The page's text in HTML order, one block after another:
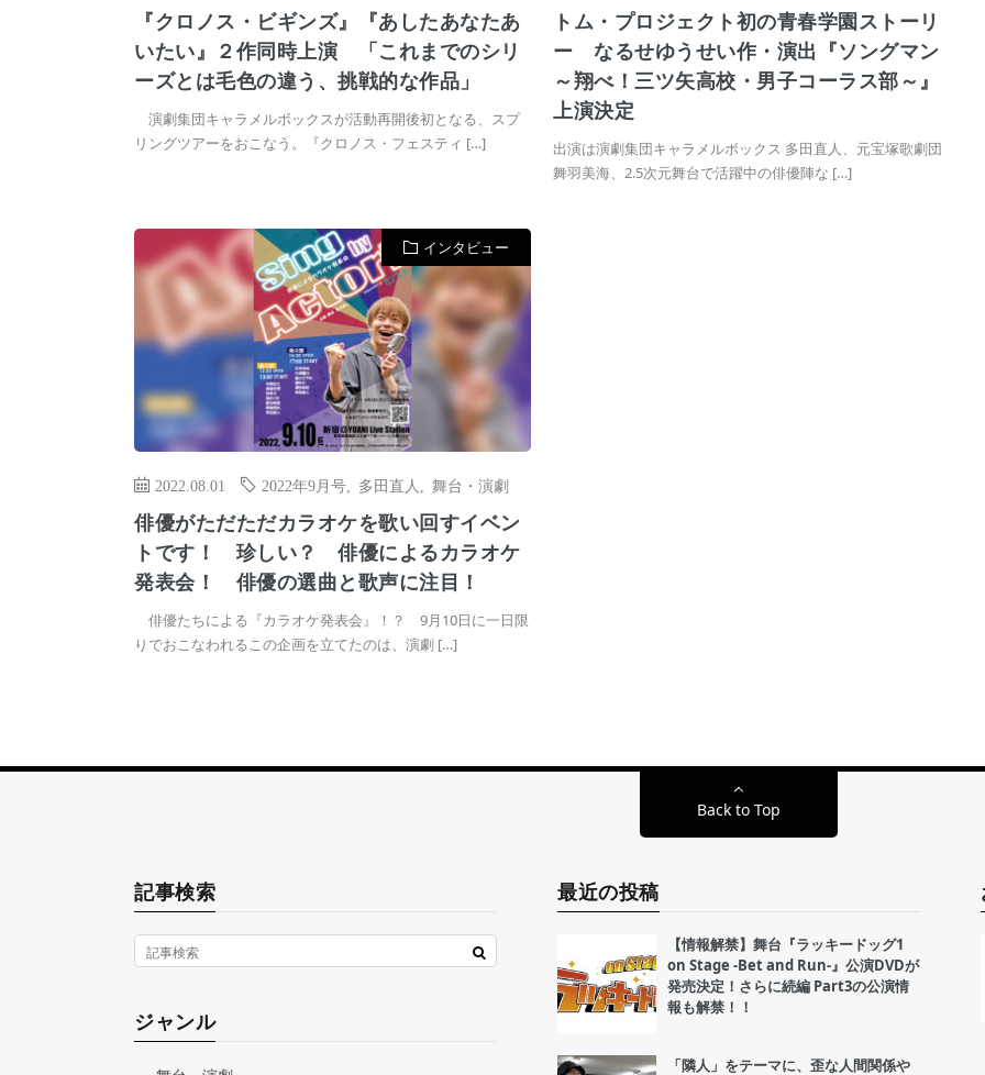
『クロノス・ビギンズ』『あしたあなたあ
いたい』２作同時上演 「これまでのシリ
ーズとは毛色の違う、挑戦的な作品」
演劇集団キャラメルボックスが活動再開後初となる、スプ
リングツアーをおこなう。『クロノス・フェスティ […]
トム・プロジェクト初の青春学園ストーリ
ー なるせゆうせい作・演出『ソングマン
～翔べ！三ツ矢高校・男子コーラス部～』
上演決定
出演は演劇集団キャラメルボックス 多田直人、元宝塚歌劇団
舞羽美海、2.5次元舞台で活躍中の俳優陣な […]
インタビュー
2022.08.01 2022年9月号 多田直人 舞台・演劇
俳優がただただカラオケを歌い回すイベン
トです！ 珍しい？ 俳優によるカラオケ
発表会！ 俳優の選曲と歌声に注目！
俳優たちによる『カラオケ発表会』！？ 9月10日に一日限
りでおこなわれるこの企画を立てたのは、演劇 […]
Back to Top
記事検索
ジャンル
最近の投稿
【情報解禁】舞台『ラッキードッグ1
on Stage -Bet and Run-』公演DVDが
発売決定！さらに続編 Part3の公演情
報も解禁！！
「隣人」をテーマに、歪な人間関係や